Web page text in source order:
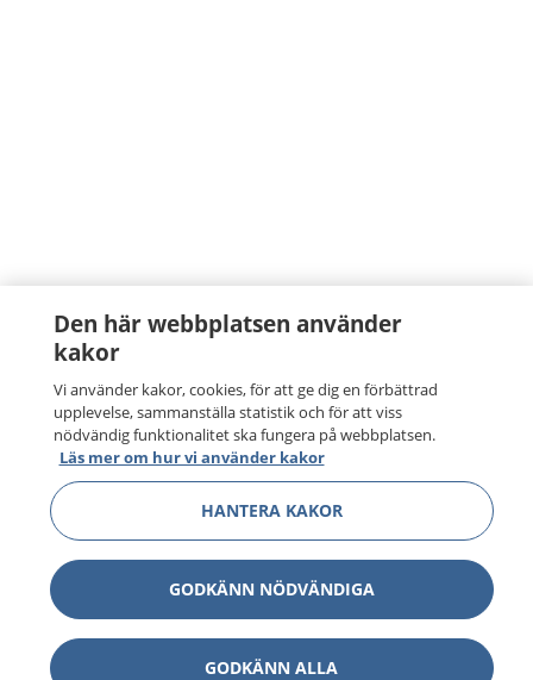
Den här webbplatsen använder
kakor
Vi använder kakor, cookies, för att ge dig en förbättrad
upplevelse, sammanställa statistik och för att viss
nödvändig funktionalitet ska fungera på webbplatsen.
Läs mer om hur vi använder kakor
HANTERA KAKOR
GODKÄNN NÖDVÄNDIGA
GODKÄNN ALLA